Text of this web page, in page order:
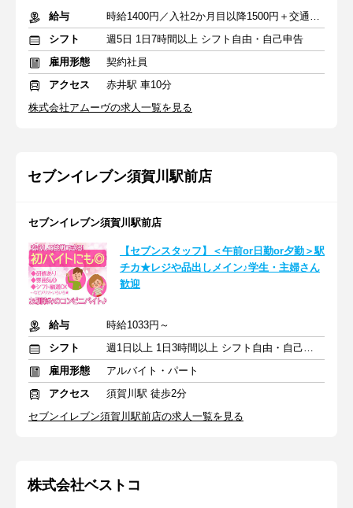
給与
時給1400円／入社2か月目以降1500円＋交通費（深夜手当あり）
シフト
週5日 1日7時間以上 シフト自由・自己申告
雇用形態
契約社員
アクセス
赤井駅 車10分
株式会社アムーヴの求人一覧を見る
セブンイレブン須賀川駅前店
セブンイレブン須賀川駅前店
【セブンスタッフ】＜午前or日勤or夕勤＞駅
チカ★レジや品出しメイン♪学生・主婦さん
歓迎
給与
時給1033円～
シフト
週1日以上 1日3時間以上 シフト自由・自己申告
雇用形態
アルバイト・パート
アクセス
須賀川駅 徒歩2分
セブンイレブン須賀川駅前店の求人一覧を見る
株式会社ベストコ